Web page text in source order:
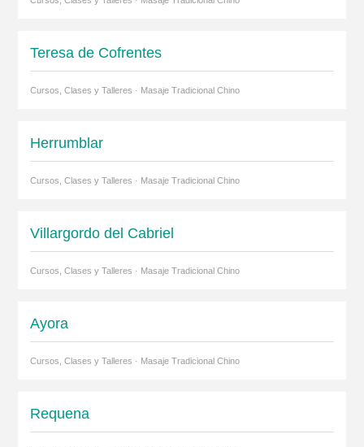
Teresa de Cofrentes
Cursos, Clases y Talleres · Masaje Tradicional Chino
Herrumblar
Cursos, Clases y Talleres · Masaje Tradicional Chino
Villargordo del Cabriel
Cursos, Clases y Talleres · Masaje Tradicional Chino
Ayora
Cursos, Clases y Talleres · Masaje Tradicional Chino
Requena